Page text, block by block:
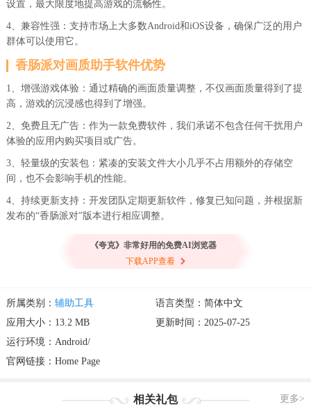
设置，最大限度地提高游戏的流畅性。
4、兼容性强：支持市场上大多数Android和iOS设备，确保广泛的用户
群体可以使用它。
香肠派对画质助手软件优势
1、增强游戏体验：通过精确的画面质量调整，不仅画面质量得到了提
高，游戏的沉浸感也得到了增强。
2、免费且无广告：作为一款免费软件，我们承诺不包含任何干扰用户
体验的应用内购买项目或广告。
3、轻量级的安装包：紧凑的安装文件大小几乎不占用额外的存储空
间，也不会影响手机的性能。
4、持续更新支持：开发团队定期更新软件，修复已知问题，并根据新
发布的“香肠派对”版本进行相应调整。
《夸克》非常好用的免费AI浏览器
下载APP查看
所属类别： 辅助工具
语言类型：简体中文
应用大小：13.2 MB
更新时间：2025-07-25
运行环境：Android/
官网链接： Home Page
更多>
相关礼包